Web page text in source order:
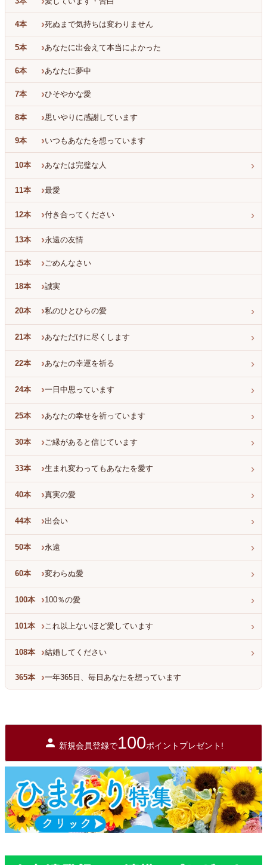
4本 ›死ぬまで気持ちは変わりません
5本 ›あなたに出会えて本当によかった
6本 ›あなたに夢中
7本 ›ひそやかな愛
8本 ›思いやりに感謝しています
9本 ›いつもあなたを想っています
10本 ›あなたは完璧な人 ›
11本 ›最愛
12本 ›付き合ってください ›
13本 ›永遠の友情
15本 › ごめんなさい
18本 ›誠実
20本 ›私のひとひらの愛 ›
21本 ›あなただけに尽くします ›
22本 ›あなたの幸運を祈る ›
24本 ›一日中思っています ›
25本 ›あなたの幸せを祈っています ›
30本 ›ご縁があると信じています ›
33本 ›生まれ変わってもあなたを愛す ›
40本 ›真実の愛 ›
44本 ›出会い ›
50本 ›永遠 ›
60本 ›変わらぬ愛 ›
100本 ›100％の愛 ›
101本 ›これ以上ないほど愛しています ›
108本 ›結婚してください ›
365本 ›一年365日、毎日あなたを想っています
新規会員登録で100ポイントプレゼント!